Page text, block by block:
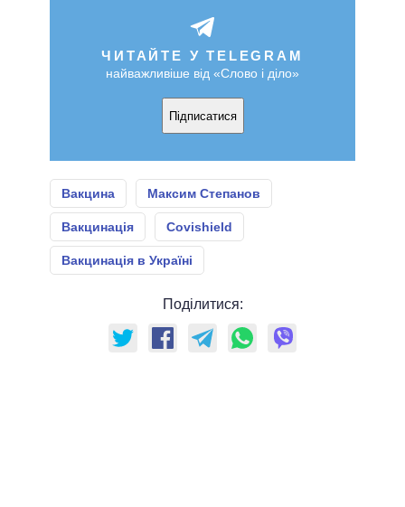
ЧИТАЙТЕ У TELEGRAM
найважливіше від «Слово і діло»
Підписатися
Вакцина Максим Степанов
Вакцинація Covishield
Вакцинація в Україні
Поділитися: